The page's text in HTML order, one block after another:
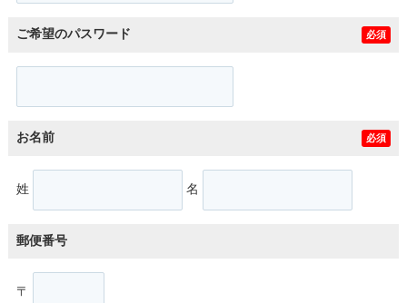
ご希望のパスワード 必須
お名前 必須
姓 名
郵便番号
〒